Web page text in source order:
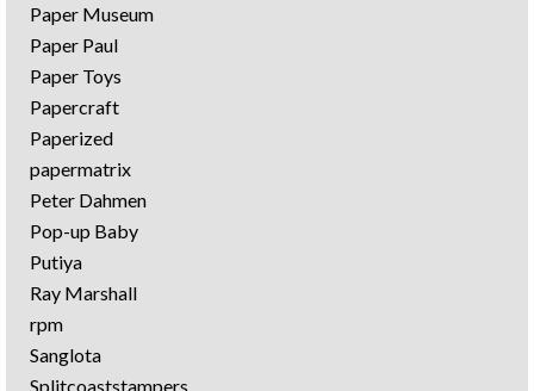
Paper Museum
Paper Paul
Paper Toys
Papercraft
Paperized
papermatrix
Peter Dahmen
Pop-up Baby
Putiya
Ray Marshall
rpm
Sanglota
Splitcoaststampers